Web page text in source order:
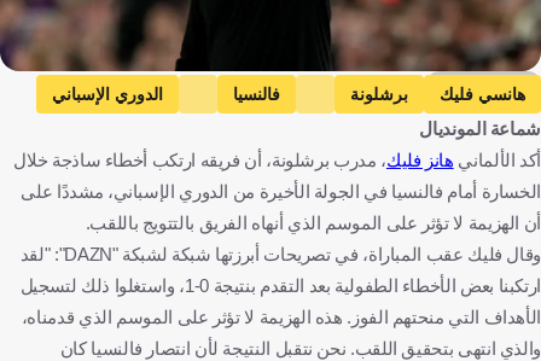
Getty Images
هانسي فليك برشلونة فالنسيا
الدوري الإسباني
كأس العالم
كرة قدم
شماعة المونديال
أكد الألماني هانز فليك، مدرب برشلونة، أن فريقه ارتكب أخطاء ساذجة خلال
الخسارة أمام فالنسيا في الجولة الأخيرة من الدوري الإسباني، مشددًا على
أن الهزيمة لا تؤثر على الموسم الذي أنهاه الفريق بالتتويج باللقب.
وقال فليك عقب المباراة، في تصريحات أبرزتها شبكة لشبكة "DAZN": "لقد
ارتكبنا بعض الأخطاء الطفولية بعد التقدم بنتيجة 0-1، واستغلوا ذلك لتسجيل
الأهداف التي منحتهم الفوز. هذه الهزيمة لا تؤثر على الموسم الذي قدمناه،
والذي انتهى بتحقيق اللقب. نحن نتقبل النتيجة لأن انتصار فالنسيا كان